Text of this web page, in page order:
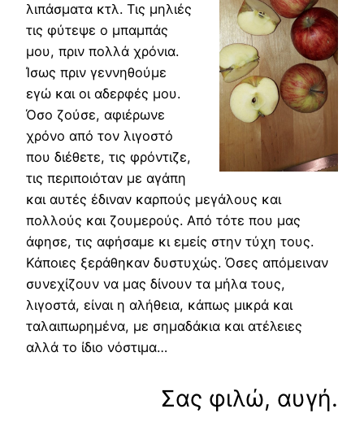
λιπάσματα κτλ. Τις μηλιές
τις φύτεψε ο μπαμπάς
μου, πριν πολλά χρόνια.
Ίσως πριν γεννηθούμε
εγώ και οι αδερφές μου.
Όσο ζούσε, αφιέρωνε
χρόνο από τον λιγοστό
που διέθετε, τις φρόντιζε,
τις περιποιόταν με αγάπη
και αυτές έδιναν καρπούς μεγάλους και
πολλούς και ζουμερούς. Από τότε που μας
άφησε, τις αφήσαμε κι εμείς στην τύχη τους.
Κάποιες ξεράθηκαν δυστυχώς. Όσες απόμειναν
συνεχίζουν να μας δίνουν τα μήλα τους,
λιγοστά, είναι η αλήθεια, κάπως μικρά και
ταλαιπωρημένα, με σημαδάκια και ατέλειες
αλλά το ίδιο νόστιμα…
Σας φιλώ, αυγή.